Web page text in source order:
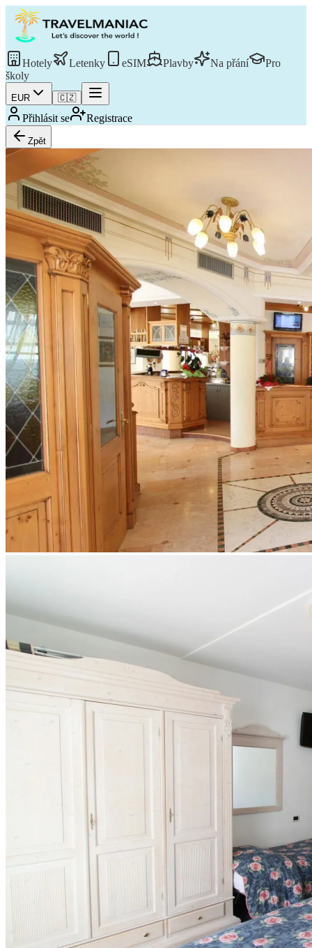
Hotely Letenky eSIM Plavby Na přání
Pro
školy
EUR 🇨🇿
Přihlásit se Registrace
Zpět